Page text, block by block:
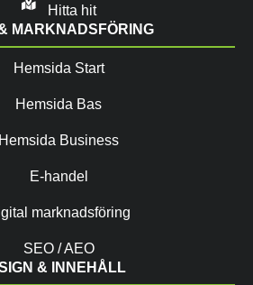
Hitta hit
MARKNADSFÖRING
Hemsida Start
Hemsida Bas
Hemsida Business
E-handel
marknadsföring
SEO / AEO
& INNEHÅLL